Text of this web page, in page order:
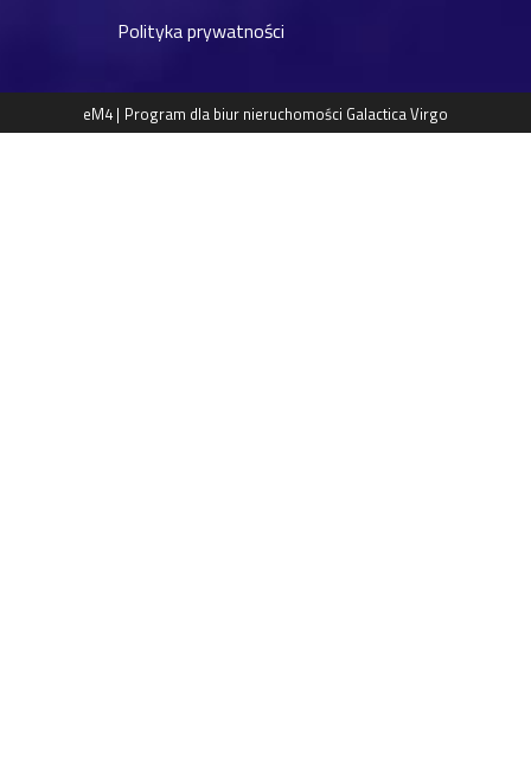
Polityka prywatności
eM4 | Program dla biur nieruchomości Galactica Virgo